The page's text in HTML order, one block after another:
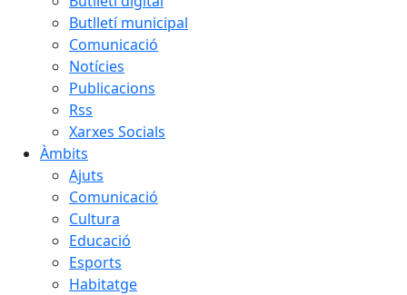
Butlletí municipal
Comunicació
Notícies
Publicacions
Rss
Xarxes Socials
Àmbits
Ajuts
Comunicació
Cultura
Educació
Esports
Habitatge